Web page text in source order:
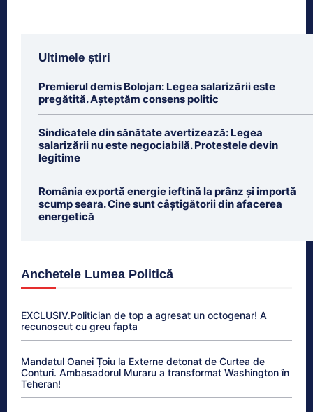
Ultimele știri
Premierul demis Bolojan: Legea salarizării este
pregătită. Așteptăm consens politic
Sindicatele din sănătate avertizează: Legea
salarizării nu este negociabilă. Protestele devin
legitime
România exportă energie ieftină la prânz și importă
scump seara. Cine sunt câștigătorii din afacerea
energetică
Anchetele Lumea Politică
EXCLUSIV.Politician de top a agresat un octogenar! A
recunoscut cu greu fapta
Mandatul Oanei Țoiu la Externe detonat de Curtea de
Conturi. Ambasadorul Muraru a transformat Washington în
Teheran!